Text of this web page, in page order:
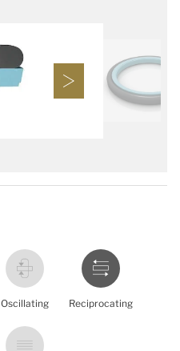
Oscillating Reciprocating